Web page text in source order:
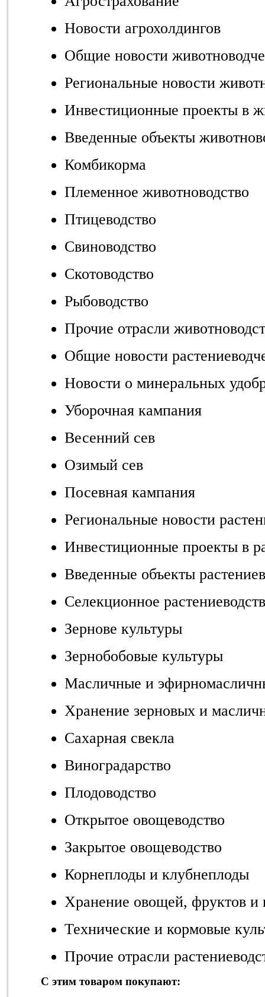
Новости агрохолдингов
Общие новости
Региональные новости
Инвестиционные проекты в
Введенные объекты
Комбикорма
Племенное животноводство
Птицеводство
Свиноводство
Скотоводство
Рыбоводство
Прочие отрасли
Общие новости
Новости о минеральных
Уборочная кампания
Весенний сев
Озимый сев
Посевная кампания
Региональные новости
Инвестиционные проекты в
Введенные объекты
Селекционное
Зернове культуры
Зернобобовые культуры
Масличные и
Хранение зерновых и
Сахарная свекла
Виноградарство
Плодоводство
Открытое овощеводство
Закрытое овощеводство
Корнеплоды и клубнеплоды
Хранение овощей, фруктов и
Технические и кормовые
Прочие отрасли
С этим товаром покупают: